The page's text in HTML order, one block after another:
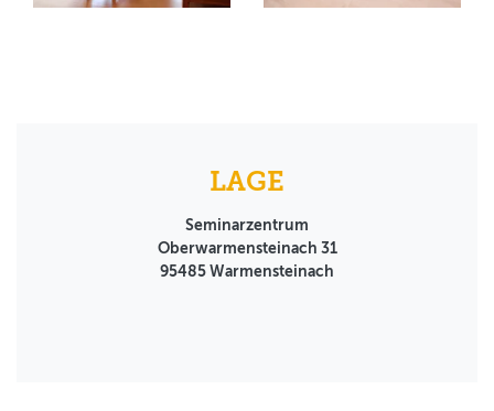
LAGE
Seminarzentrum
Oberwarmensteinach 31
95485Warmensteinach